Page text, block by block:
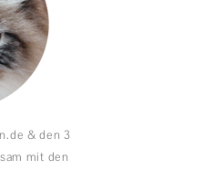
& den 3
mit den